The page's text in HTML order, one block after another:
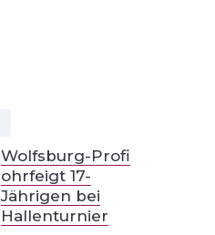
Wolfsburg-Profi
ohrfeigt 17-
Jährigen bei
Hallenturnier